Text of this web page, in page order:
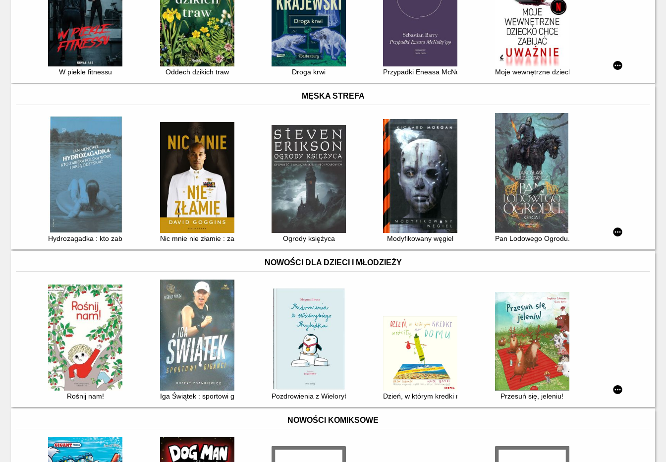
W piekle fitnessu Oddech dzikich traw Droga krwi Przypadki Eneasa McNulty'ego Moje wewnętrzne dziecko chce zabijać uważnie
MĘSKA STREFA
Hydrozagadka : kto zabiera polską wodę i jak ją odzyskać?Nic mnie nie złamie : zapanuj nad swoim umysłem i pokonaj przeciwności losu
Ogrody księżyca Modyfikowany węgiel Pan Lodowego Ogrodu. Ks. 1
NOWOŚCI DLA DZIECI I MŁODZIEŻY
Rośnij nam! Iga Świątek : sportowi giganci Pozdrowienia z Wielorybiego PrzylądkaDzień, w którym kredki miały dość Przesuń się, jeleniu!
NOWOŚCI KOMIKSOWE